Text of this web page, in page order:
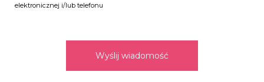
elektronicznej i/lub telefonu
Wyślij wiadomość